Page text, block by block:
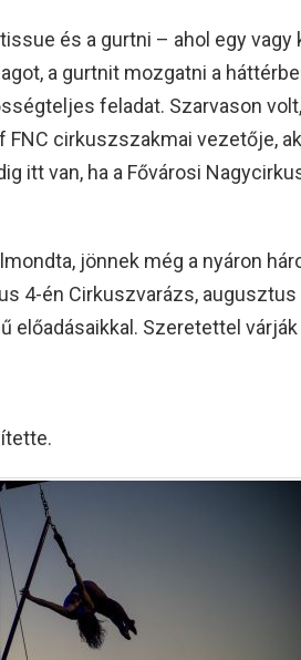
és a gurtni – ahol egy vagy
a gurtnit mozgatni a
feladat. Szarvason
FNC cirkuszszakmai vezetője,
itt van, ha a Fővárosi
jönnek még a nyáron
4-én Cirkuszvarázs, augusztus
előadásaikkal. Szeretettel